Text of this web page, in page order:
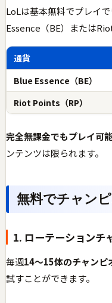
LoLは基本無料でプレイ
Essence（BE）または
通貨
Blue Essence（BE）
Riot Points（RP）
完全無課金でもプレイ可
ンテンツは限られます。
無料でチャン
1. ローテーションチ
毎週14〜15体のチャンピ
試すことができます。